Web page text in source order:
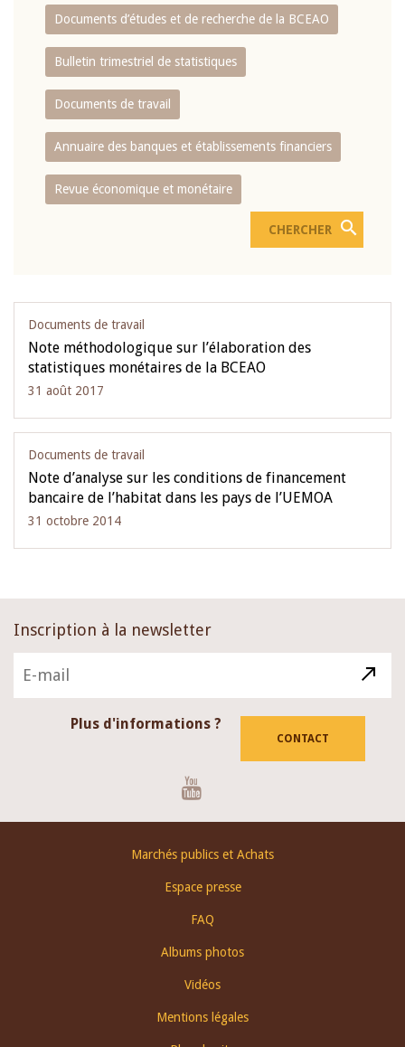
Documents d’études et de recherche de la BCEAO
Bulletin trimestriel de statistiques
Documents de travail
Annuaire des banques et établissements financiers
Revue économique et monétaire
Documents de travail
Note méthodologique sur l’élaboration des
statistiques monétaires de la BCEAO
31 août 2017
Documents de travail
Note d’analyse sur les conditions de financement
bancaire de l’habitat dans les pays de l’UEMOA
31 octobre 2014
Inscription à la newsletter
Plus d'informations ?
CONTACT
Marchés publics et Achats
Espace presse
FAQ
Albums photos
Vidéos
Mentions légales